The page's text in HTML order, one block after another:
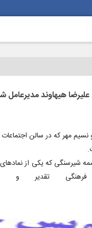
هیهاوند
مهر که در سالن
شیرسنگی که یکی از
تقدیر و